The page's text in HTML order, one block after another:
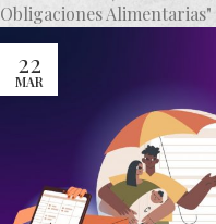
Obligaciones Alimentarias"
22
MAR